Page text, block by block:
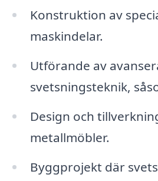
Konstruktion av
maskindelar.
Utförande av
svetsningsteknik,
Design och
metallmöbler.
Byggprojekt där